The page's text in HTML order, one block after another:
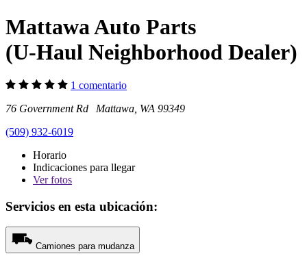
Mattawa Auto Parts
(U-Haul Neighborhood Dealer)
1 comentario
76 Government Rd Mattawa, WA 99349
(509) 932-6019
Horario
Indicaciones para llegar
Verfotos
Servicios en esta ubicación:
Camiones para mudanza